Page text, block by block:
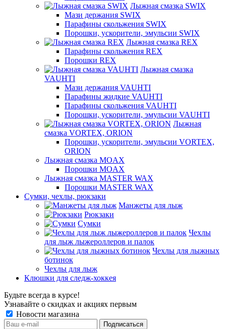
Лыжная смазка SWIX
Мази держания SWIX
Парафины скольжения SWIX
Порошки, ускорители, эмульсии SWIX
Лыжная смазка REX
Парафины скольжения REX
Порошки REX
Лыжная смазка
VAUHTI
Мази держания VAUHTI
Парафины жидкие VAUHTI
Парафины скольжения VAUHTI
Порошки, ускорители, эмульсии VAUHTI
Лыжная
смазка VORTEX, ORION
Порошки, ускорители, эмульсии VORTEX,
ORION
Лыжная смазка MOAX
Порошки MOAX
Лыжная смазка MASTER WAX
Порошки MASTER WAX
Сумки, чехлы, рюкзаки
Манжеты для лыж
Рюкзаки
Сумки
Чехлы
для лыж лыжероллеров и палок
Чехлы для лыжных
ботинок
Чехлы для лыж
Клюшки для следж-хоккея
Будьте всегда в курсе!
Узнавайте о скидках и акциях первым
Новости магазина